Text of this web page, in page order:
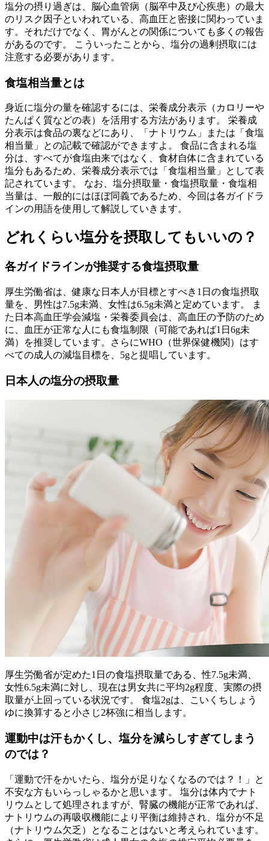
塩分の摂り過ぎは、脳心血管病（脳卒中及び心疾患）の最大
のリスク因子といわれている、高血圧と密接に関わっていま
す。それだけでなく、胃がんとの関係についても多くの報告
があるのです。 こういったことから、塩分の過剰摂取には
注意する必要があります。
食塩相当量とは
身近に塩分の量を確認するには、栄養成分表示（カロリーや
たんぱく質などの表）を活用する方法があります。 栄養成
分表示は食品の裏などにあり、「ナトリウム」または「食塩
相当量」との記載で確認ができますよ。 食品に含まれる塩
分は、すべてが食塩由来ではなく、食材自体に含まれている
塩分もあるため、栄養成分表示では「食塩相当量」として表
記されています。 なお、塩分摂取量・食塩摂取量・食塩相
当量は、一般的にはほぼ同義であるため、今回は各ガイドラ
インの用語を使用して解説していきます。
どれくらい塩分を摂取してもいいの？
各ガイドラインが推奨する食塩摂取量
厚生労働省は、健康な日本人が目標とすべき1日の食塩摂取
量を、男性は7.5g未満、女性は6.5g未満と定めています。 ま
た日本高血圧学会減塩・栄養委員会は、高血圧の予防のため
に、血圧が正常な人にも食塩制限（可能であれば1日6g未
満）を推奨しています。さらにWHO（世界保健機関）はす
べての成人の減塩目標を、5gと提唱しています。
日本人の塩分の摂取量
厚生労働省が定めた1日の食塩摂取量である、性7.5g未満、
女性6.5g未満に対し、現在は男女共に平均2g程度、実際の摂
取量が上回っている状況です。 食塩2gは、こいくちしょう
ゆに換算すると小さじ2杯強に相当します。
運動中は汗もかくし、塩分を減らしすぎてしまう
のでは？
「運動で汗をかいたら、塩分が足りなくなるのでは？！」と
不安な方もいらっしゃるかと思います。 塩分は体内でナト
リウムとして処理されますが、腎臓の機能が正常であれば、
ナトリウムの再吸収機能により平衡は維持され、塩分が不足
（ナトリウム欠乏）となることはないと考えられています。